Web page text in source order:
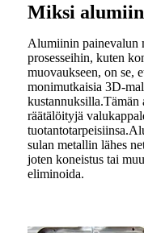
Miksi
Alumiinin painevalun
prosesseihin, kuten
muovaukseen, on se,
monimutkaisia ​​3D-
kustannuksilla.Tämän
räätälöityjä
sulan metallin lähes
joten koneistus tai
eliminoida.